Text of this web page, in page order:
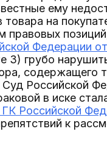
ему
на
правовых
Федерации от
3) грубо
содержащего
Российской
в иске
ГК Российской
к